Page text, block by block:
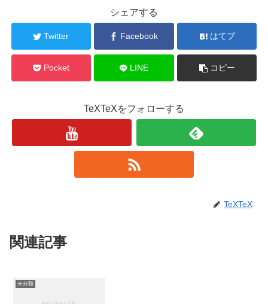
シェアする
Twitter Facebook はてブ
Pocket LINE コピー
TeXTeXをフォローする
TeXTeX
関連記事
未分類